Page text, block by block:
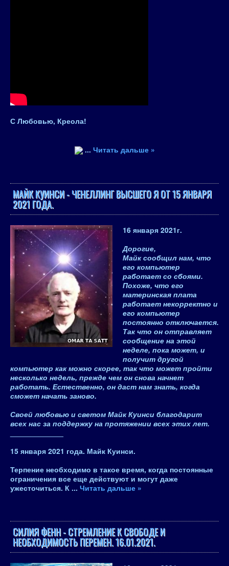
С Любовью, Креола!
... Читать дальше »
МАЙК КУИНСИ - ЧЕНЕЛЛИНГ ВЫСШЕГО Я ОТ 15 ЯНВАРЯ
2021 ГОДА.
16 января 2021г.
Дорогие,
Майк сообщил нам, что
его компьютер
работает со сбоями.
Похоже, что его
материнская плата
работает некорректно и
его компьютер
постоянно отключается.
Так что он отправляет
сообщение на этой
неделе, пока может, и
получит другой
компьютер как можно скорее, так что может пройти
несколько недель, прежде чем он снова начнет
работать. Естественно, он даст нам знать, когда
сможет начать заново.
Своей любовью и светом Майк Куинси благодарит
всех нас за поддержку на протяжении всех этих лет.
15 января 2021 года. Майк Куинси.
Терпение необходимо в такое время, когда постоянные
ограничения все еще действуют и могут даже
ужесточиться. К ... Читать дальше »
СИЛИЯ ФЕНН - СТРЕМЛЕНИЕ К СВОБОДЕ И
НЕОБХОДИМОСТЬ ПЕРЕМЕН. 16.01.2021.